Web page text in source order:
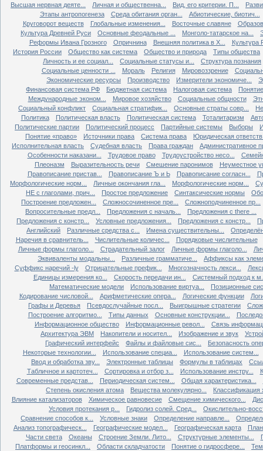
Высшая нервная деяте...
Личная и общественна... Вид, его критерии. П...
Этапы антропогенеза
Среда обитания орган...
Абиотические, биотич...
Круговорот веществ
Глобальные изменения... Восточные славяне
Культура Древней Руси
Основные феодальные ... Монголо-татарское на...
Реформы Ивана Грозного
Опричнина Внешняя политика в X...
Культура
История России
Общество как система Общество и природа
Типы общества
Личность и ее социал...
Социальные статусы и...
Структура познания
Социальные ценности ...
Мораль Религия Мировоззрение
Экономические ресурсы
Производство Измерители экономиче...
Финансовая система РФ
Бюджетная система Налоговая система
Международные эконом...
Мировое хозяйство Социальные общности
Социальный конфликт
Социальная стратифик... Основные страты совр...
Политика
Политическая власть Политическая система Тоталитаризм
Политические партии
Политический процесс Партийные системы Выборы
Понятие «право»
Источники права Система права
Юридическая
Исполнительная власть
Судебная власть Права граждан
Административное
Особенности наказани...
Трудовое право Трудоустройство несо...
Плеоназм
Выразительность речи Смешение паронимов
Неуместное
Правописание пристав...
Правописание Ъ и Ь Правописание согласн...
Морфологические норм...
Личные окончания гла... Морфологические норм...
НЕ с глаголами, прич...
Простое предложение Синтаксические нормы
Построение предложен...
Сложносочиненное пре...
Сложноподчиненное пр...
Вопросительные предл...
Предложения с началь...
Предложения с there ...
Предложения с констр...
Условные предложения... Предложения с констр...
Английский
Различные средства с... Имена существительны...
Наречия в сравнитель...
Числительные количес...
Порядковые числительные
Личные формы глаголо...
Страдательный залог Личные формы глаголо...
Эквиваленты модальны...
Различные грамматиче...
Аффиксы как
Суффикс наречий -ly
Отрицательные префик... Многозначность лекси...
Единицы измерения ко...
Скорость передачи ин...
Системный подход к
Математические модели
Использование виртуа...
Позиционные
Кодирование числовой...
Арифметические опера... Логические функции
Графы и Деревья
Псевдослучайные посл... Выигрышные стратегии
Построение алгоритмо...
Типы данных Основные конструкции...
Информационное общество
Информационные револ...
Связь
Архитектура ЭВМ
Накопители и носител... Изображение и звук
Графический интерфейс
Файлы и файловые сис...
Безопасность
Некоторые технологии...
Использование специа...
Использование систем...
Ввод и обработка зву...
Электронные таблицы Формулы в таблицах
Табличное и картотеч...
Сортировка и отбор з... Использование инстру...
Современные представ...
Периодическая систем... Общая характеристика...
Степень окисления атома
Вещества молекулярно...
Классификация
Влияние катализаторов
Химическое равновесие Смещение химического...
Условия протекания р...
Гидролиз солей. Сред...
Окислительно-
Сравнение способов к...
Условные знаки Определение направле...
Анализ топографическ...
Географические модел... Географическая карта
Части света
Океаны Строение Земли. Лито... Структурные элементы...
Платформы и геосинкл...
Области складчатости Понятие о гидросфере...